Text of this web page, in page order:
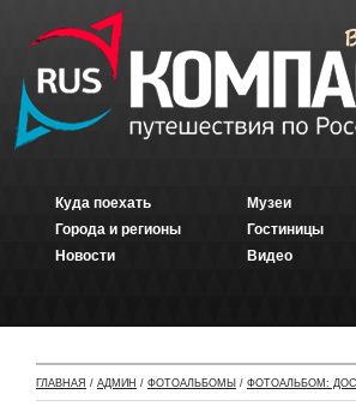
Куда поехать
Города и регионы
Новости
Музеи
Гостиницы
Видео
ГЛАВНАЯ / АДМИН / ФОТОАЛЬБОМЫ / ФОТОАЛЬБОМ: